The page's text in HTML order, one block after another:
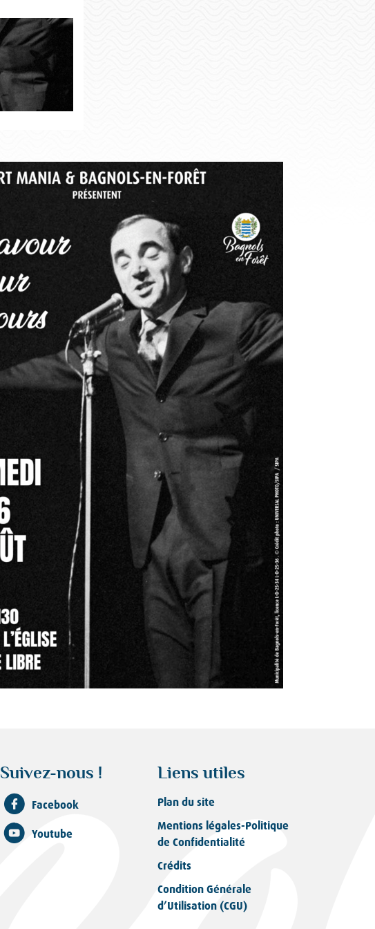
Suivez-nous !
Facebook
Youtube
Liens utiles
Plan du site
Mentions légales-Politique
de Confidentialité
Crédits
Condition Générale
d’Utilisation (CGU)